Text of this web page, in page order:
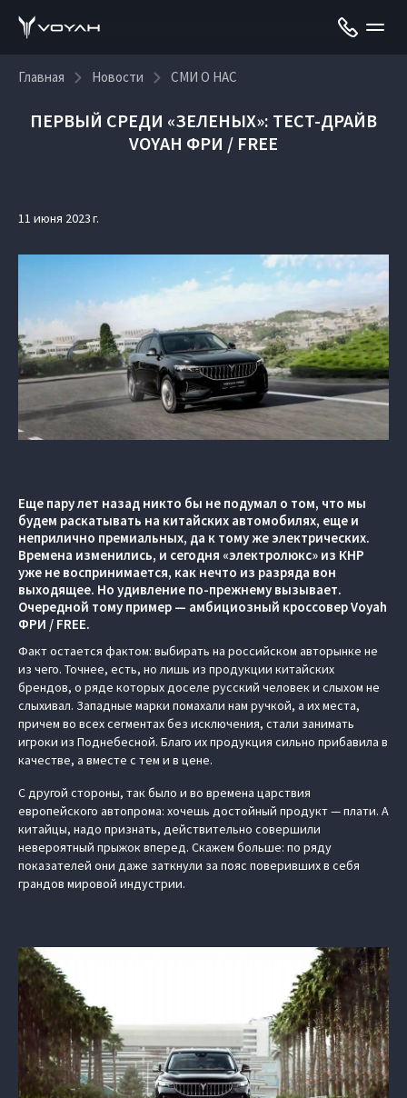
Главная Новости СМИ О НАС
ПЕРВЫЙ СРЕДИ «ЗЕЛЕНЫХ»: ТЕСТ-ДРАЙВ
VOYAH ФРИ / FREE
11 июня 2023 г.
Еще пару лет назад никто бы не подумал о том, что мы
будем раскатывать на китайских автомобилях, еще и
неприлично премиальных, да к тому же электрических.
Времена изменились, и сегодня «электролюкс» из КНР
уже не воспринимается, как нечто из разряда вон
выходящее. Но удивление по-прежнему вызывает.
Очередной тому пример — амбициозный кроссовер Voyah
ФРИ / FREE.
Факт остается фактом: выбирать на российском авторынке не
из чего. Точнее, есть, но лишь из продукции китайских
брендов, о ряде которых доселе русский человек и слыхом не
слыхивал. Западные марки помахали нам ручкой, а их места,
причем во всех сегментах без исключения, стали занимать
игроки из Поднебесной. Благо их продукция сильно прибавила в
качестве, а вместе с тем и в цене.
С другой стороны, так было и во времена царствия
европейского автопрома: хочешь достойный продукт — плати. А
китайцы, надо признать, действительно совершили
невероятный прыжок вперед. Скажем больше: по ряду
показателей они даже заткнули за пояс поверивших в себя
грандов мировой индустрии.